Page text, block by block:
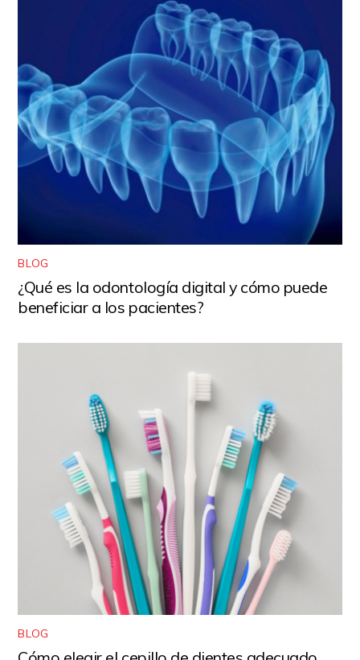
BLOG
¿Qué es la odontología digital y cómo puede
beneficiar a los pacientes?
BLOG